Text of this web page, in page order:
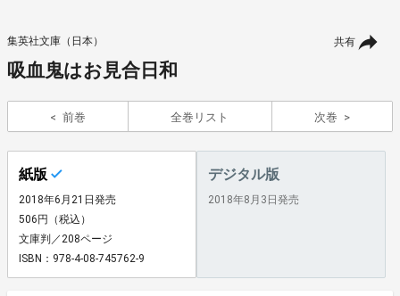
共有
集英社文庫（日本）
吸血鬼はお見合日和
前巻 全巻リスト 次巻
紙版
2018年6月21日発売
506円（税込）
文庫判／208ページ
ISBN：978-4-08-745762-9
デジタル版
2018年8月3日発売